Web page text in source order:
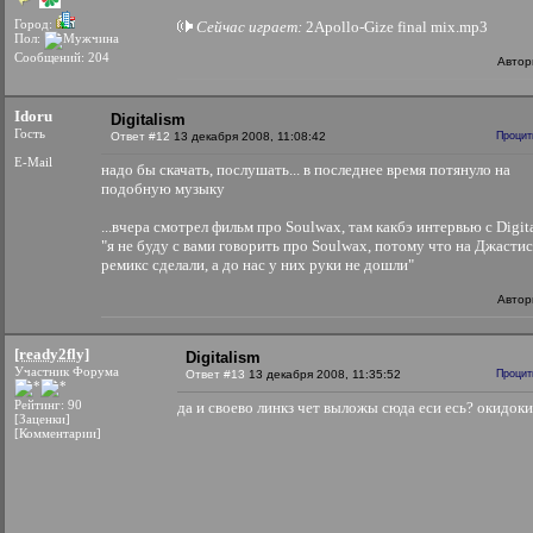
Город:
Пол:
Сообщений: 204
Сейчас играет: 2Apollo-Gize final mix.mp3
Idoru
Гость
E-Mail
Digitalism
Ответ #12 13 декабря 2008, 11:08:42
надо бы скачать, послушать... в последнее время потянуло на
подобную музыку
...вчера смотрел фильм про Soulwax, там какбэ интервью с
"я не буду с вами говорить про Soulwax, потому что на
ремикс сделали, а до нас у них руки не дошли"
[ready2fly]
Участник Форума
Рейтинг: 90
[Заценки]
[Комментарии]
Digitalism
Ответ #13 13 декабря 2008, 11:35:52
да и своево линкз чет выложы сюда еси есь?